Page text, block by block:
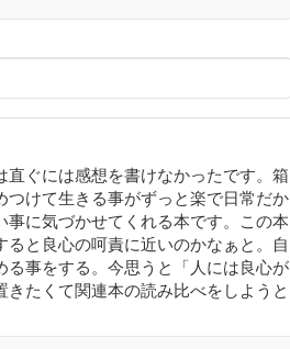
ぐには感想を書けなかったです。箱
けて生きる事がずっと楽で日常だか
に気づかせてくれる本です。この本
と良心の呵責に近いのかなぁと。自
事をする。今思うと「人には良心が
たくて関連本の読み比べをしようと